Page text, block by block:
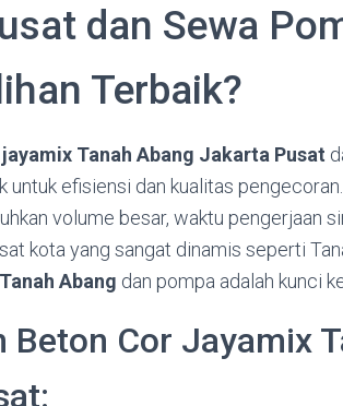
dan Sewa
Terbaik?
jayamix Tanah Abang Jakarta Pusat
untuk efisiensi dan kualitas pengecoran.
volume besar, waktu pengerjaan
kota yang sangat dinamis seperti
Abang dan pompa adalah kunci
Beton Cor Jayamix